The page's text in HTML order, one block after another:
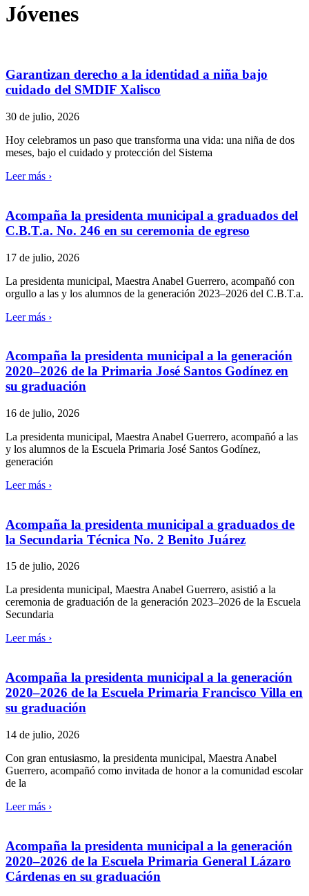
Jóvenes
Garantizan derecho a la identidad a niña bajo
cuidado del SMDIF Xalisco
30 de julio, 2026
Hoy celebramos un paso que transforma una vida: una niña de dos
meses, bajo el cuidado y protección del Sistema
Leer más ›
Acompaña la presidenta municipal a graduados del
C.B.T.a. No. 246 en su ceremonia de egreso
17 de julio, 2026
La presidenta municipal, Maestra Anabel Guerrero, acompañó con
orgullo a las y los alumnos de la generación 2023–2026 del C.B.T.a.
Leer más ›
Acompaña la presidenta municipal a la generación
2020–2026 de la Primaria José Santos Godínez en
su graduación
16 de julio, 2026
La presidenta municipal, Maestra Anabel Guerrero, acompañó a las
y los alumnos de la Escuela Primaria José Santos Godínez,
generación
Leer más ›
Acompaña la presidenta municipal a graduados de
la Secundaria Técnica No. 2 Benito Juárez
15 de julio, 2026
La presidenta municipal, Maestra Anabel Guerrero, asistió a la
ceremonia de graduación de la generación 2023–2026 de la Escuela
Secundaria
Leer más ›
Acompaña la presidenta municipal a la generación
2020–2026 de la Escuela Primaria Francisco Villa en
su graduación
14 de julio, 2026
Con gran entusiasmo, la presidenta municipal, Maestra Anabel
Guerrero, acompañó como invitada de honor a la comunidad escolar
de la
Leer más ›
Acompaña la presidenta municipal a la generación
2020–2026 de la Escuela Primaria General Lázaro
Cárdenas en su graduación